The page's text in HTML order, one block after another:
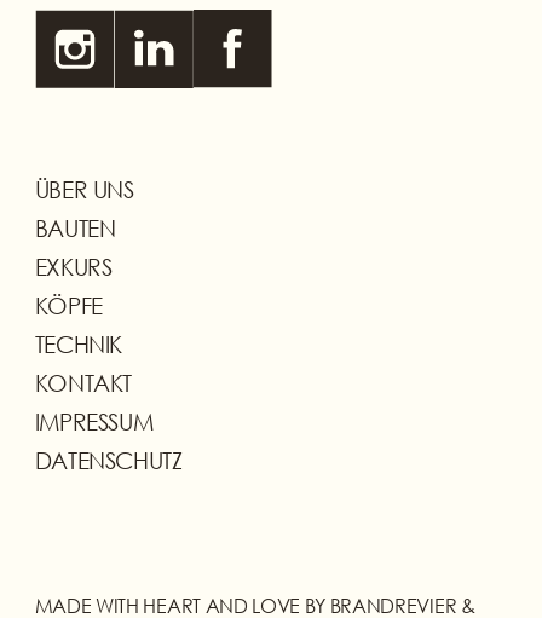
ÜBER UNS
BAUTEN
EXKURS
KÖPFE
TECHNIK
KONTAKT
IMPRESSUM
DATENSCHUTZ
MADE WITH HEART AND LOVE BY BRANDREVIER &